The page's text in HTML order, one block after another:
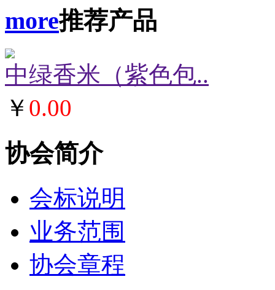
more推荐产品
中绿香米（紫色包..
￥ 0.00
协会简介
会标说明
业务范围
协会章程